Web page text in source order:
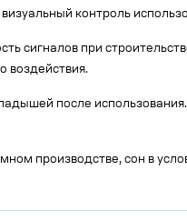
контроль
сигналов при
воздействия.
после
производстве, сон в